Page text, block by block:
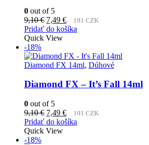
0 out of 5
9,10€ Pôvodná
cena
bola:
7,49 €Aktuálna
cena
191 CZK
Pridať do košíka
Quick View
-18%
Diamond FX 14ml, Dúhové
Diamond FX – It’s Fall 14ml
0 out of 5
9,10€ Pôvodná
cena
bola:
7,49 €Aktuálna
cena
191 CZK
Pridať do košíka
Quick View
-18%